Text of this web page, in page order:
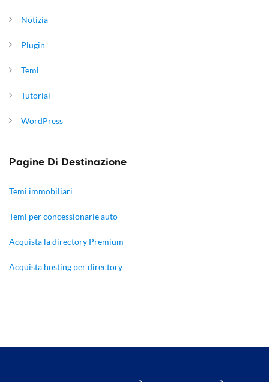
Notizia
Plugin
Temi
Tutorial
WordPress
Pagine Di Destinazione
Temi immobiliari
Temi per concessionarie auto
Acquista la directory Premium
Acquista hosting per directory